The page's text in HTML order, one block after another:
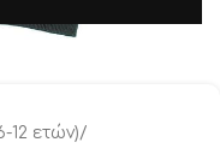
12 ετών)/